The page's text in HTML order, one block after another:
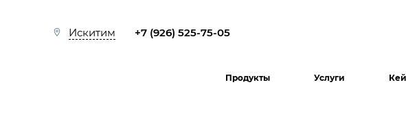
Искитим +7 (926) 525-75-05
Продукты Услуги